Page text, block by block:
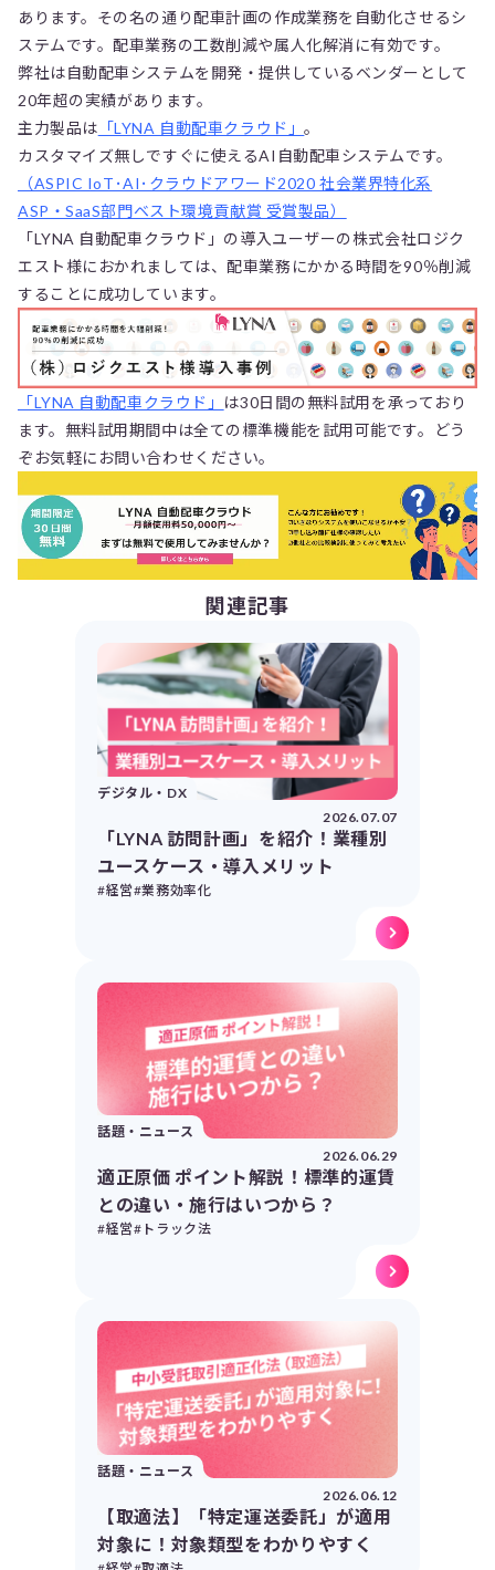
あります。その名の通り配車計画の作成業務を自動化させるシ
ステムです。配車業務の工数削減や属人化解消に有効です。
弊社は自動配車システムを開発・提供しているベンダーとして
20年超の実績があります。
主力製品は 「LYNA 自動配車クラウド」。
カスタマイズ無しですぐに使えるAI自動配車システムです。
（ASPIC IoT･AI･クラウドアワード2020 社会業界特化系
ASP・SaaS部門ベスト環境貢献賞 受賞製品）
「LYNA 自動配車クラウド」の導入ユーザーの株式会社ロジク
エスト様におかれましては、配車業務にかかる時間を90％削減
することに成功しています。
「LYNA 自動配車クラウド」 は30日間の無料試用を承っており
ます。無料試用期間中は全ての標準機能を試用可能です。どう
ぞお気軽にお問い合わせください。
関連記事
デジタル・DX
2026.07.07
「LYNA 訪問計画」を紹介！業種別
ユースケース・導入メリット
#経営#業務効率化
話題・ニュース
2026.06.29
適正原価 ポイント解説！標準的運賃
との違い・施行はいつから？
#経営#トラック法
話題・ニュース
2026.06.12
【取適法】「特定運送委託」が適用
対象に！対象類型をわかりやすく